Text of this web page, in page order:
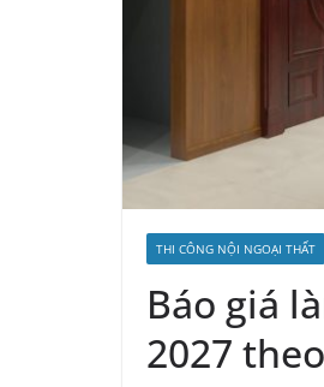
THI CÔNG NỘI NGOẠI THẤT
Báo giá
2027